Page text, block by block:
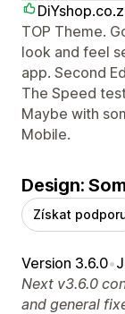
TOP Theme.
look and feel
app. Second
The Speed
Maybe with
Mobile.
Design:
Získat
Version 3.6.0•
Next v3.6.0
and general